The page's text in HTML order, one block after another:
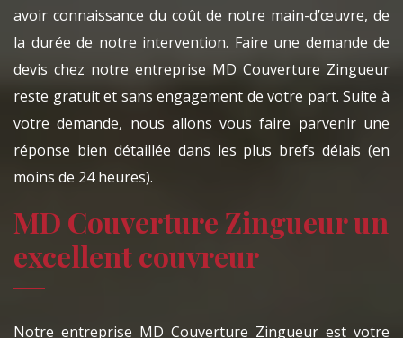
avoir connaissance du coût de notre main-d’œuvre, de
la durée de notre intervention. Faire une demande de
devis chez notre entreprise MD Couverture Zingueur
reste gratuit et sans engagement de votre part. Suite à
votre demande, nous allons vous faire parvenir une
réponse bien détaillée dans les plus brefs délais (en
moins de 24 heures).
MD Couverture Zingueur un
excellent couvreur
Notre entreprise MD Couverture Zingueur est votre